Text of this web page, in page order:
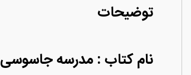
توضیحات
نام کتاب : مدرسه جاسوسی 4 تعطیلات مرگبار